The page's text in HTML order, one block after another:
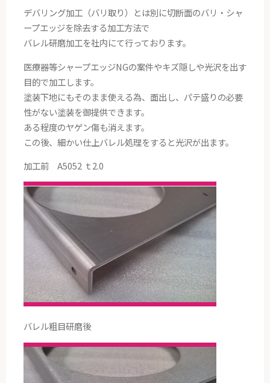
デバリング加工（バリ取り）とは別に切断面のバリ・シャ
ープエッジを除去する加工方法で
バレル研磨加工を社内にて行っております。
医療器等シャープエッジNGの案件やキズ隠しや光沢を出す
目的で加工します。
塗装下地にもそのまま使える為、面出し、パテ盛りの必要
性がない塗装を御提供できます。
ある程度のヤゲン傷も消えます。
この後、細かい仕上バレル処理をすると光沢が出ます。
加工前 A5052 ｔ2.0
バレル粗目研磨後